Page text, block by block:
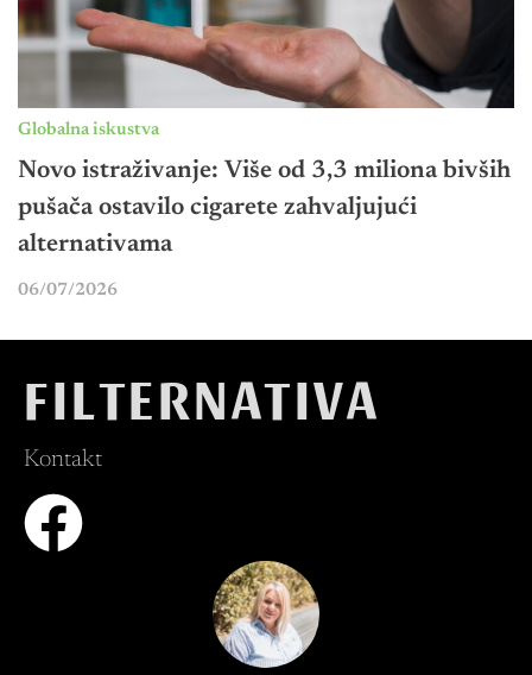
Globalna iskustva
Novo istraživanje: Više od 3,3 miliona bivših
pušača ostavilo cigarete zahvaljujući
alternativama
06/07/2026
FILTERNATIVA
Kontakt